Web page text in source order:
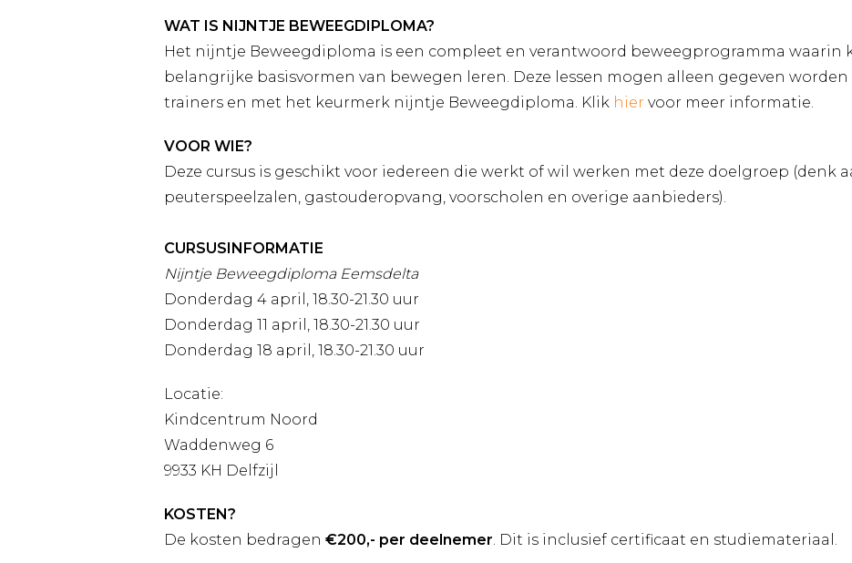
WAT IS NIJNTJE BEWEEGDIPLOMA?
Het nijntje Beweegdiploma is een compleet en verantwoord beweegprogramma waarin
belangrijke basisvormen van bewegen leren. Deze lessen mogen alleen gegeven
trainers en met het keurmerk nijntje Beweegdiploma. Klik hier voor meer informatie.
VOOR WIE?
Deze cursus is geschikt voor iedereen die werkt of wil werken met deze doelgroep (denk
peuterspeelzalen, gastouderopvang, voorscholen en overige aanbieders).
CURSUSINFORMATIE
Nijntje Beweegdiploma Eemsdelta
Donderdag 4 april, 18.30-21.30 uur
Donderdag 11 april, 18.30-21.30 uur
Donderdag 18 april, 18.30-21.30 uur
Locatie:
Kindcentrum Noord
Waddenweg 6
9933 KH Delfzijl
KOSTEN?
De kosten bedragen €200,- per deelnemer. Dit is inclusief certificaat en studiemateriaal.